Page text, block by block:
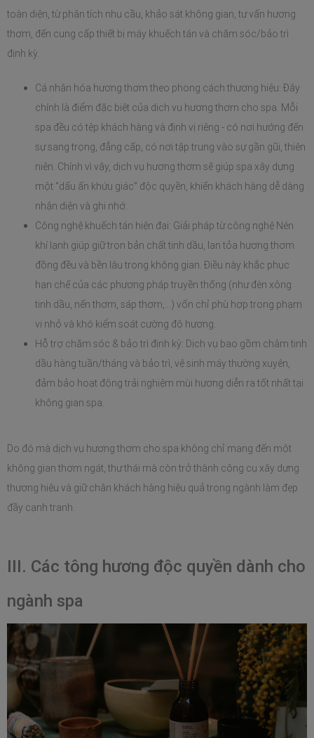
toàn diện, từ phân tích nhu cầu, khảo sát không gian, tư vấn hương
thơm, đến cung cấp thiết bị máy khuếch tán và chăm sóc/bảo trì
định kỳ.
Cá nhân hóa hương thơm theo phong cách thương hiệu: Đây
chính là điểm đặc biệt của dịch vụ hương thơm cho spa. Mỗi
spa đều có tệp khách hàng và định vị riêng - có nơi hướng đến
sự sang trọng, đẳng cấp, có nơi tập trung vào sự gần gũi, thiên
niên. Chính vì vậy, dịch vụ hương thơm sẽ giúp spa xây dựng
một “dấu ấn khứu giác” độc quyền, khiến khách hàng dễ dàng
nhận diện và ghi nhớ.
Công nghệ khuếch tán hiện đại: Giải pháp từ công nghệ Nén
khí lạnh giúp giữ trọn bản chất tinh dầu, lan tỏa hương thơm
đồng đều và bền lâu trong không gian. Điều này khắc phục
hạn chế của các phương pháp truyền thống (như đèn xông
tinh dầu, nến thơm, sáp thơm,...) vốn chỉ phù hợp trong phạm
vi nhỏ và khó kiểm soát cường độ hương.
Hỗ trợ chăm sóc & bảo trì định kỳ: Dịch vụ bao gồm châm tinh
dầu hàng tuần/tháng và bảo trì, vệ sinh máy thường xuyên,
đảm bảo hoạt động trải nghiệm mùi hương diễn ra tốt nhất tại
không gian spa.
Do đó mà dịch vụ hương thơm cho spa không chỉ mang đến một
không gian thơm ngát, thư thái mà còn trở thành công cụ xây dựng
thương hiệu và giữ chân khách hàng hiệu quả trong ngành làm đẹp
đầy cạnh tranh.
III. Các tông hương độc quyền dành cho
ngành spa